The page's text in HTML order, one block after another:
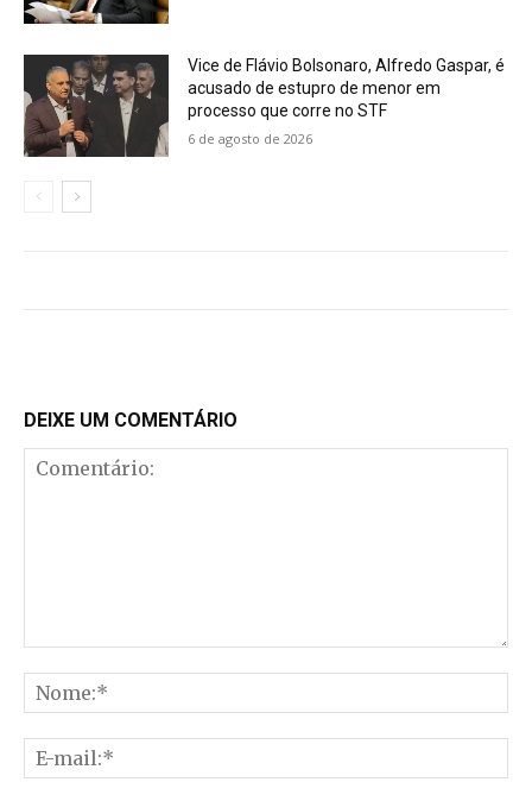
Vice de Flávio Bolsonaro, Alfredo Gaspar, é
acusado de estupro de menor em
processo que corre no STF
6 de agosto de 2026
DEIXE UM COMENTÁRIO